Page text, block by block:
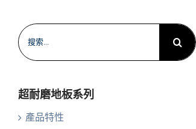
搜
索
果：
超耐磨地板系列
產品特性